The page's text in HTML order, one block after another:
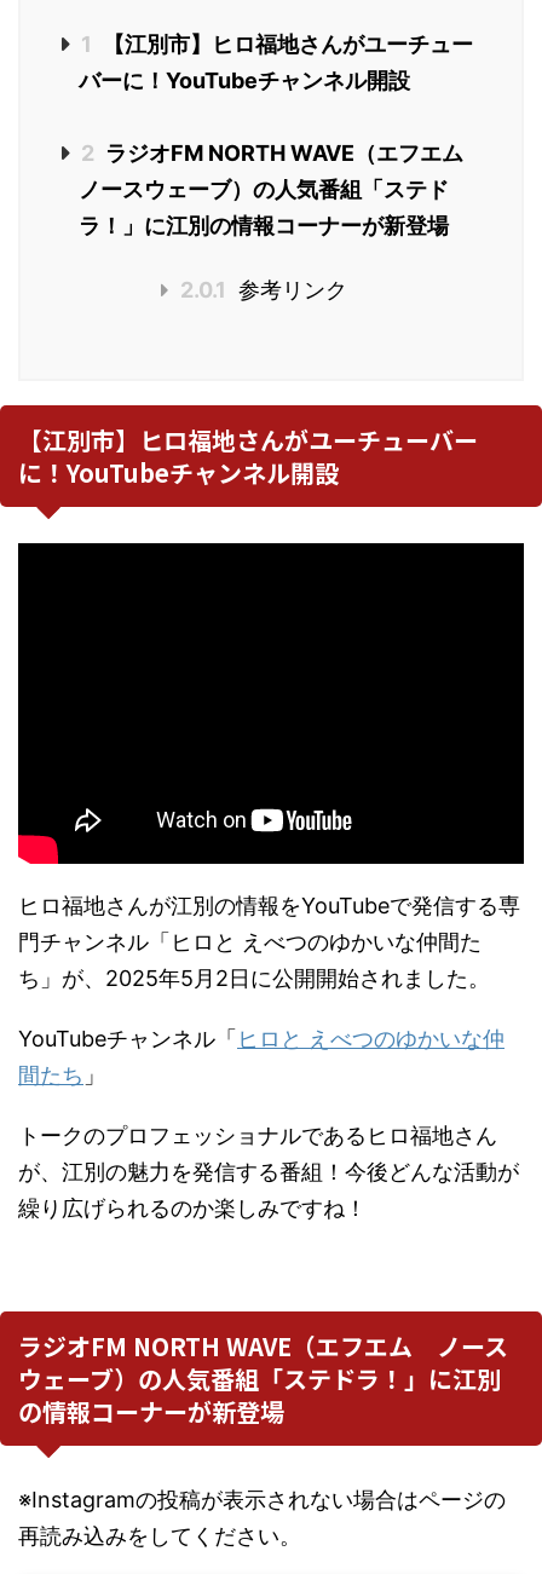
1
【江別市】ヒロ福地さんがユーチュー
バーに！YouTubeチャンネル開設
2 ラジオFM NORTH WAVE（エフエム
ノースウェーブ）の人気番組「ステド
ラ！」に江別の情報コーナーが新登場
2.0.1 参考リンク
【江別市】ヒロ福地さんがユーチューバー
に！YouTubeチャンネル開設
ヒロ福地さんが江別の情報をYouTubeで発信する専
門チャンネル「ヒロと えべつのゆかいな仲間た
ち」が、2025年5月2日に公開開始されました。
YouTubeチャンネル「 ヒロと えべつのゆかいな仲
間たち 」
トークのプロフェッショナルであるヒロ福地さん
が、江別の魅力を発信する番組！今後どんな活動が
繰り広げられるのか楽しみですね！
ラジオFM NORTH WAVE（エフエム ノース
ウェーブ）の人気番組「ステドラ！」に江別
の情報コーナーが新登場
※Instagramの投稿が表示されない場合はページの
再読み込みをしてください。